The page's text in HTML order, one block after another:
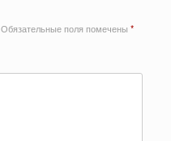
Обязательные поля помечены *